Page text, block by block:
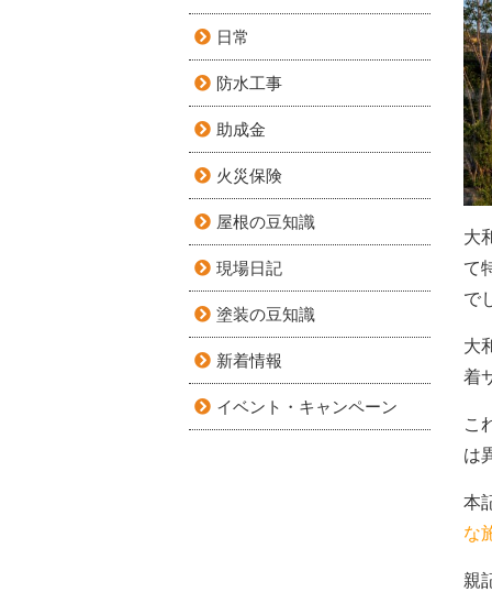
大
て
で
大
着
こ
は
本
な
親
日常
防水工事
助成金
火災保険
屋根の豆知識
現場日記
塗装の豆知識
新着情報
イベント・キャンペーン